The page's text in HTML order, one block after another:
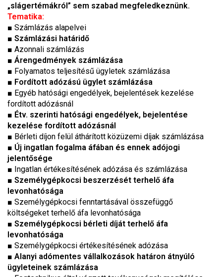
„slágertémákról” sem szabad megfeledkeznünk.
Tematika:
■ Számlázás alapelvei
■ Számlázási határidő
■ Azonnali számlázás
■ Árengedmények számlázása
■ Folyamatos teljesítésű ügyletek számlázása
■ Fordított adózású ügylet számlázása
■ Egyéb hatósági engedélyek, bejelentések kezelése
fordított adózásnál
■ Étv. szerinti hatósági engedélyek, bejelentése
kezelése fordított adózásnál
■ Bérleti díjon felül áthárított közüzemi díjak számlázása
■ Új ingatlan fogalma áfában és ennek adójogi
jelentősége
■ Ingatlan értékesítésének adózása és számlázása
■ Személygépkocsi beszerzését terhelő áfa
levonhatósága
■ Személygépkocsi fenntartásával összefüggő
költségeket terhelő áfa levonhatósága
■ Személygépkocsi bérleti díját terhelő áfa
levonhatósága
■ Személygépkocsi értékesítésének adózása
■ Alanyi adómentes vállalkozások határon átnyúló
ügyleteinek számlázása